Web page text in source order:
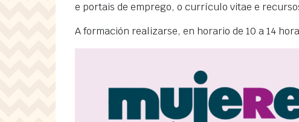
e portais de emprego, o currículo vitae e
A formación realizarse, en horario de 10 a 14